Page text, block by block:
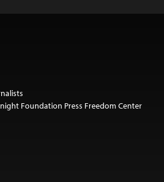
Foundation Press Freedom Center